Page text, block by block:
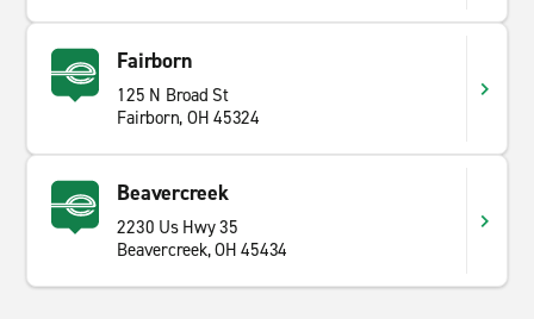
Fairborn
125 N Broad St
Fairborn, OH 45324
Beavercreek
2230 Us Hwy 35
Beavercreek, OH 45434